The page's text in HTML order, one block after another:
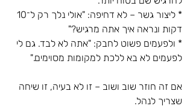
דקות ונראה איך אתה מרגיש?"
* ולפעמים פשוט לחבק: "אתה לא לבד. גם לי
לפעמים לא בא ללכת למקומות מסוימים."
אם זה חוזר שוב ושוב – זו לא בעיה, זו שיחה
שצריך לנהל.